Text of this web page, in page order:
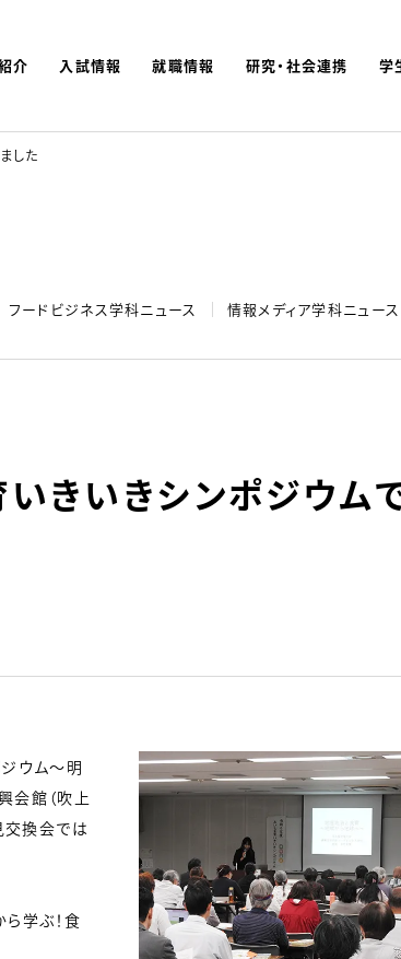
介 入試情報 就職情報 研究・社会連携 学
よく検索されているキーワード： 入試 学費 オープ
した
フードビジネス学科ニュース 情報メディア学科ニュース
きいきシンポジウム
ウム～明
会館（吹上
交換会では
学ぶ！食